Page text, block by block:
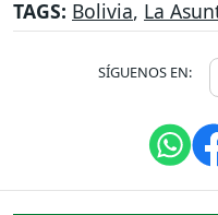
TAGS: Bolivia, La
SÍGUENOS EN: